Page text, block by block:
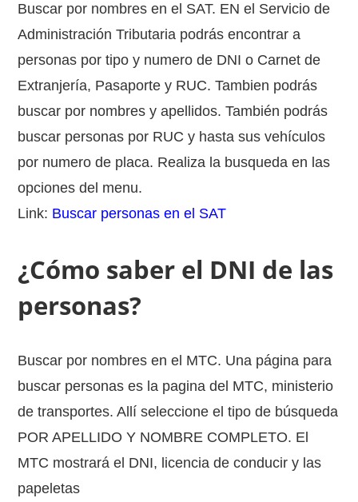
Buscar por nombres en el SAT. EN el Servicio de
Administración Tributaria podrás encontrar a
personas por tipo y numero de DNI o Carnet de
Extranjería, Pasaporte y RUC. Tambien podrás
buscar por nombres y apellidos. También podrás
buscar personas por RUC y hasta sus vehículos
por numero de placa. Realiza la busqueda en las
opciones del menu.
Link: Buscar personas en el SAT
¿Cómo saber el DNI de las
personas?
Buscar por nombres en el MTC. Una página para
buscar personas es la pagina del MTC, ministerio
de transportes. Allí seleccione el tipo de búsqueda
POR APELLIDO Y NOMBRE COMPLETO. El
MTC mostrará el DNI, licencia de conducir y las
papeletas